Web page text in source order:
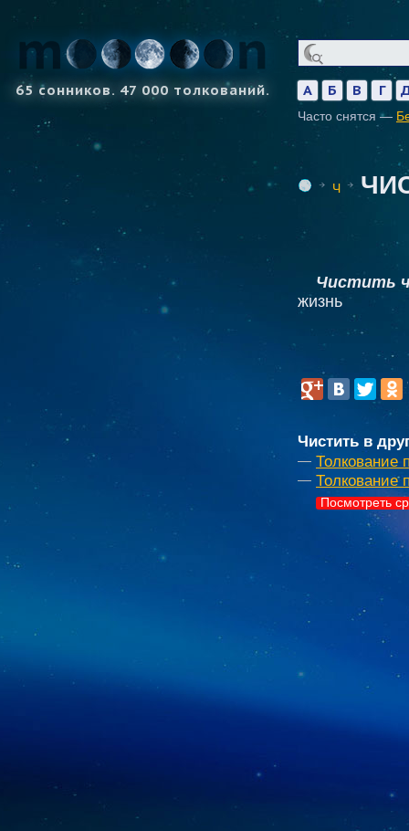
65 сонников. 47 000 толкований. А Б В Г
Часто снятся —
Ч
Чистить
жизнь
Чистить в
Толкование
Толкование
Посмотреть